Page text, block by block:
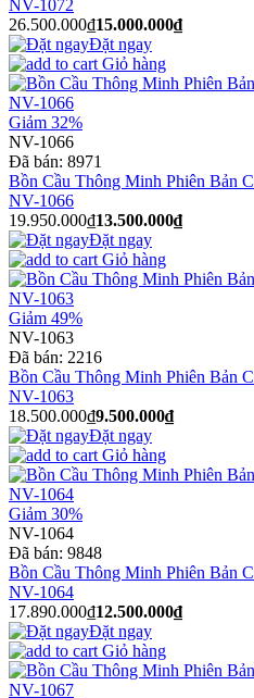
NV-1072
26.500.000₫15.000.000₫
Đặt ngay
Giỏ hàng
Giảm 32%
NV-1066
Đã bán: 8971
Bồn Cầu Thông Minh Phiên Bản
NV-1066
19.950.000₫13.500.000₫
Đặt ngay
Giỏ hàng
Giảm 49%
NV-1063
Đã bán: 2216
Bồn Cầu Thông Minh Phiên Bản
NV-1063
18.500.000₫9.500.000₫
Đặt ngay
Giỏ hàng
Giảm 30%
NV-1064
Đã bán: 9848
Bồn Cầu Thông Minh Phiên Bản
NV-1064
17.890.000₫12.500.000₫
Đặt ngay
Giỏ hàng